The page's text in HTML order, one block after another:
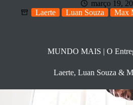
março 19,
Laerte
Luan Souza Max
MUNDO MAIS | O
Laerte, Luan Souza &